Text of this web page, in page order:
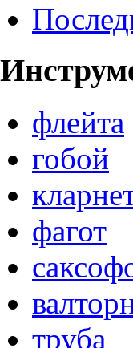
флейта
гобой
фагот
труба